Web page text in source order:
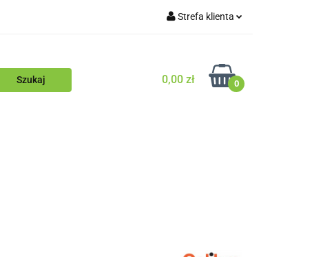
Strefa klienta
Zarejestruj się
Dodaj zgłoszenie
0,00 zł 0